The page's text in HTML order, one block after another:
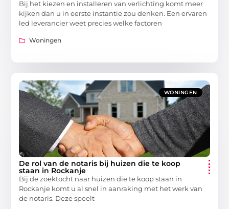
Bij het kiezen en installeren van verlichting komt meer
kijken dan u in eerste instantie zou denken. Een ervaren
led leverancier weet precies welke factoren
Woningen
WONINGEN
De rol van de notaris bij huizen die te koop
staan in Rockanje
Bij de zoektocht naar huizen die te koop staan in
Rockanje komt u al snel in aanraking met het werk van
de notaris. Deze speelt